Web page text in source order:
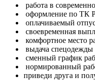
работа в
оформление по ТК
оплачиваемый
своевременная
комфортное место
выдача
сменный график
нормированный
приведи друга и